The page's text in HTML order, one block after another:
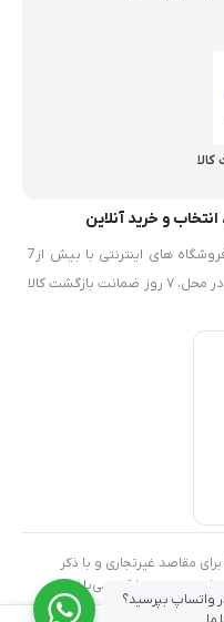
و خرید آنلاین
پودر مارکت به عنوان یکی از قدیمی‌ترین فروشگاه های اینترنتی با بیش از7
سال تجربه، با پایبندی به سه اصل، پرداخت در محل، ۷ روز ضمانت بازگشت کالا
فروشگاه‌های معتبر ايران، به
شود. به محض ورود به سایت پودر
مقاصد غیرتجاری و با ذکر
به پودر مارکت می‌باشد
واتساپ بپرسید؟